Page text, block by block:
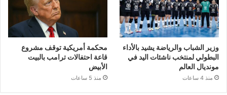
وزير الشباب والرياضة يشيد بالأداء
البطولي لمنتخب ناشئات اليد في
مونديال العالم
منذ 4 ساعات
محكمة أمريكية توقف مشروع
قاعة احتفالات ترامب بالبيت
الأبيض
منذ 5 ساعات